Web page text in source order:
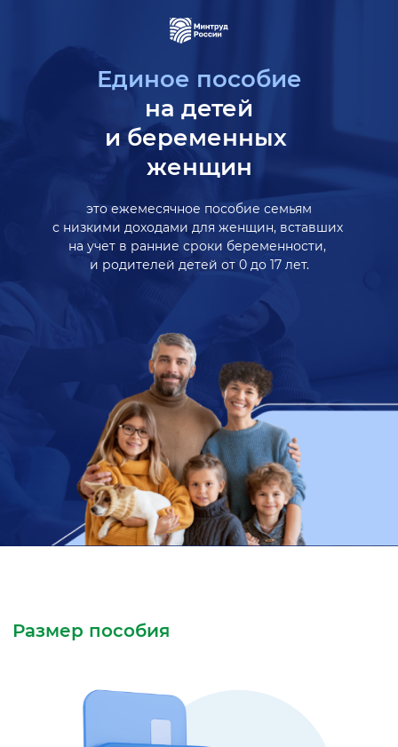
Единое пособие
на детей
и беременных
женщин
это ежемесячное пособие семьям
с низкими доходами для женщин, вставших
на учет в ранние сроки беременности,
и родителей детей от 0 до 17 лет.
Размер пособия